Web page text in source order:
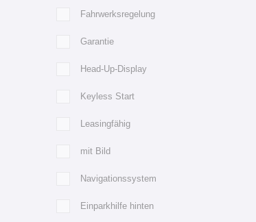
Fahrwerksregelung
Garantie
Head-Up-Display
Keyless Start
Leasingfähig
mit Bild
Navigationssystem
Einparkhilfe hinten